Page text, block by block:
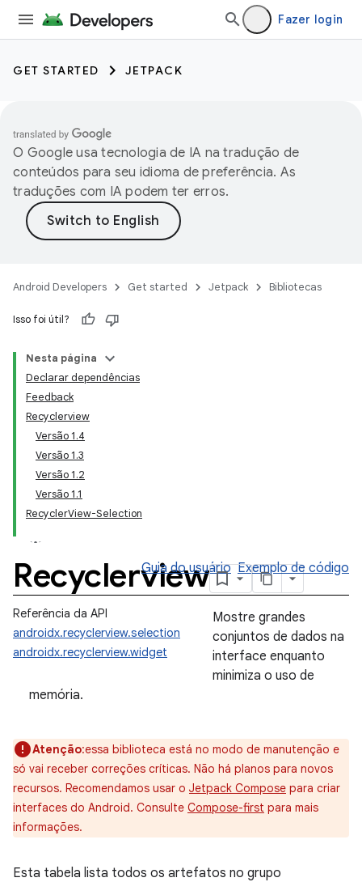
Fazer login
GET STARTED JETPACK
O Google usa tecnologia de IA na tradução de
conteúdos para seu idioma de preferência. As
traduções com IA podem ter erros.
Android Developers Get started Jetpack Bibliotecas
Isso foi útil?
Nesta página
Declarar dependências
Feedback
Recyclerview
Versão 1.4
Versão 1.3
Versão 1.2
Versão 1.1
RecyclerView-Selection
Recyclerview
Guia do usuário Exemplo de código
Referência da API
androidx.recyclerview.selection
androidx.recyclerview.widget
Mostre grandes
conjuntos de dados na
interface enquanto
minimiza o uso de
memória.
Atenção:essa biblioteca está no modo de manutenção e
só vai receber correções críticas. Não há planos para novos
recursos. Recomendamos usar o Jetpack Compose para criar
interfaces do Android. Consulte Compose-first para mais
informações.
Esta tabela lista todos os artefatos no grupo